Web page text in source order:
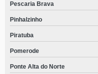
Pescaria Brava
Pinhalzinho
Piratuba
Pomerode
Ponte Alta do Norte